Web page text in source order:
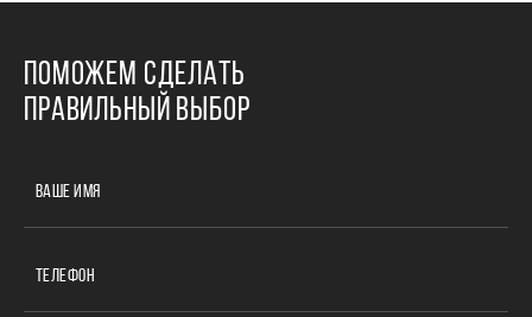
ПОМОЖЕМ СДЕЛАТЬ
ПРАВИЛЬНЫЙ ВЫБОР
ВАШЕ ИМЯ
ТЕЛЕФОН